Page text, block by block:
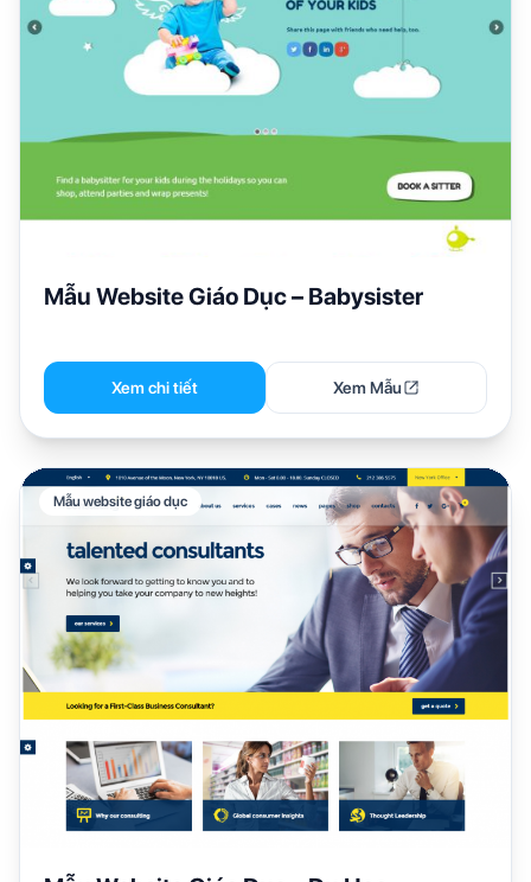
Mẫu Website Giáo Dục – Babysister
Xem chi tiết Xem Mẫu
Mẫu website giáo dục